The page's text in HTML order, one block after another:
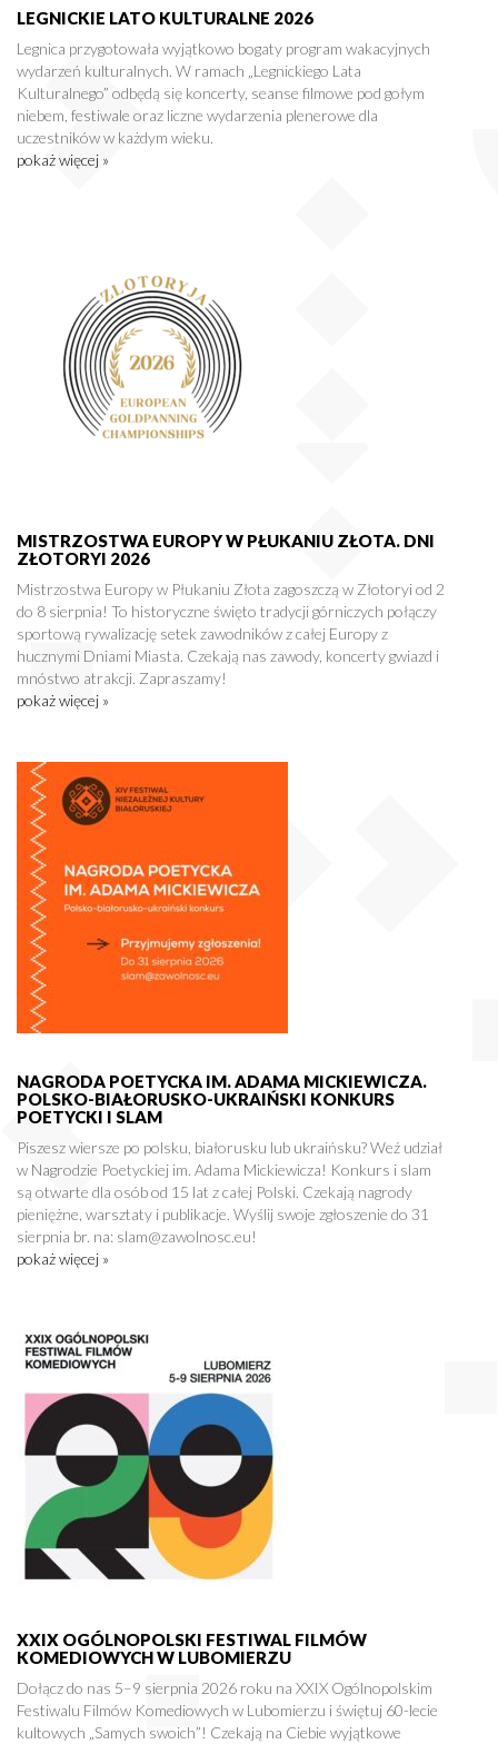
LEGNICKIE LATO KULTURALNE 2026
Legnica przygotowała wyjątkowo bogaty program wakacyjnych
wydarzeń kulturalnych. W ramach „Legnickiego Lata
Kulturalnego” odbędą się koncerty, seanse filmowe pod gołym
niebem, festiwale oraz liczne wydarzenia plenerowe dla
uczestników w każdym wieku.
pokaż więcej »
MISTRZOSTWA EUROPY W PŁUKANIU ZŁOTA. DNI
ZŁOTORYI 2026
Mistrzostwa Europy w Płukaniu Złota zagoszczą w Złotoryi od 2
do 8 sierpnia! To historyczne święto tradycji górniczych połączy
sportową rywalizację setek zawodników z całej Europy z
hucznymi Dniami Miasta. Czekają nas zawody, koncerty gwiazd i
mnóstwo atrakcji. Zapraszamy!
pokaż więcej »
NAGRODA POETYCKA IM. ADAMA MICKIEWICZA.
POLSKO-BIAŁORUSKO-UKRAIŃSKI KONKURS
POETYCKI I SLAM
Piszesz wiersze po polsku, białorusku lub ukraińsku? Weź udział
w Nagrodzie Poetyckiej im. Adama Mickiewicza! Konkurs i slam
są otwarte dla osób od 15 lat z całej Polski. Czekają nagrody
pieniężne, warsztaty i publikacje. Wyślij swoje zgłoszenie do 31
sierpnia br. na: slam@zawolnosc.eu!
pokaż więcej »
XXIX OGÓLNOPOLSKI FESTIWAL FILMÓW
KOMEDIOWYCH W LUBOMIERZU
Dołącz do nas 5–9 sierpnia 2026 roku na XXIX Ogólnopolskim
Festiwalu Filmów Komediowych w Lubomierzu i świętuj 60-lecie
kultowych „Samych swoich”! Czekają na Ciebie wyjątkowe